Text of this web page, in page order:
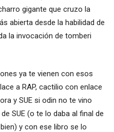
gigante que cruzo la
abierta desde la habilidad de
la invocación de tomberi
ya te vienen con esos
a RAP, cactilio con enlace
y SUE si odin no te vino
SUE (o te lo daba al final de
y con ese libro se lo